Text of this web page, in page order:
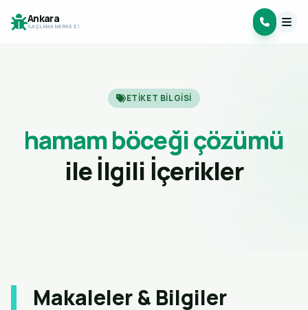
Ankara
İLAÇLAMA MERKEZI
ETIKET BILGISI
hamam böceği çözümü
ile İlgili İçerikler
Makaleler & Bilgiler